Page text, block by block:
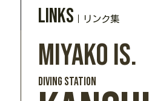
Links ｜リンク集
Miyako Is.
DIVING station